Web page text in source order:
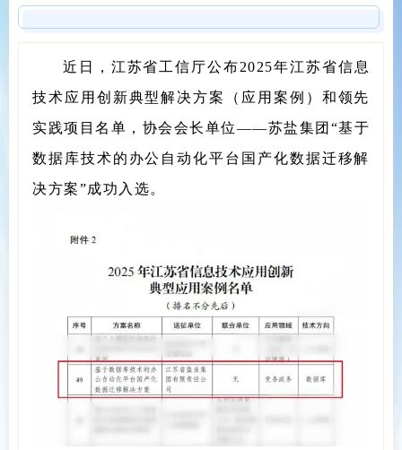
近日，江苏省工信厅公布2025年江苏省信息
技术应用创新典型解决方案（应用案例）和领先
实践项目名单，协会会长单位——苏盐集团“基于
数据库技术的办公自动化平台国产化数据迁移解
决方案”成功入选。